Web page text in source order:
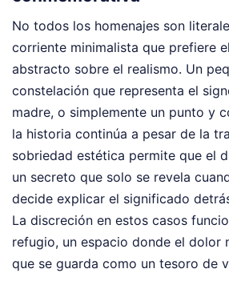
No todos los homenajes son
corriente minimalista que prefiere
abstracto sobre el realismo. Un
constelación que representa el
madre, o simplemente un punto y
la historia continúa a pesar de la
sobriedad estética permite que el
un secreto que solo se revela
decide explicar el significado
La discreción en estos casos
refugio, un espacio donde el dolor
que se guarda como un tesoro de